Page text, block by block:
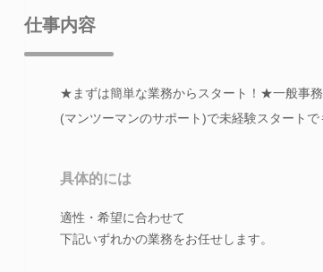
仕事内容
★まずは簡単な業務からスタート！★一般事
(マンツーマンのサポート)で未経験スタートで
具体的には
適性・希望に合わせて
下記いずれかの業務をお任せします。